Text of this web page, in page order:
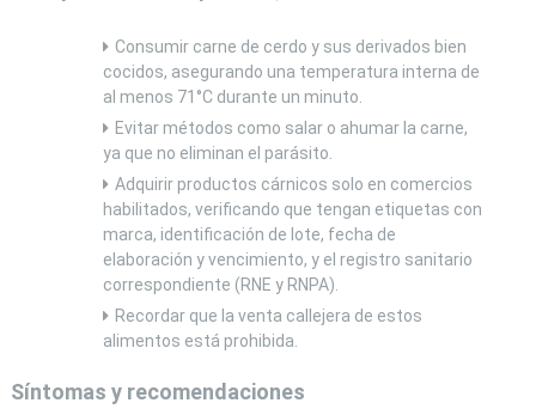
Consumir carne de cerdo y sus derivados bien
cocidos, asegurando una temperatura interna de
al menos 71°C durante un minuto.
Evitar métodos como salar o ahumar la carne,
ya que no eliminan el parásito.
Adquirir productos cárnicos solo en comercios
habilitados, verificando que tengan etiquetas con
marca, identificación de lote, fecha de
elaboración y vencimiento, y el registro sanitario
correspondiente (RNE y RNPA).
Recordar que la venta callejera de estos
alimentos está prohibida.
Síntomas y recomendaciones